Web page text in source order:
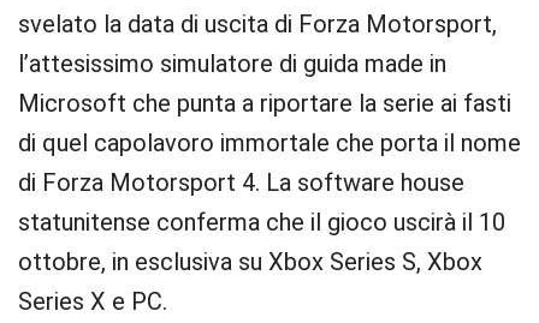
svelato la data di uscita di Forza Motorsport,
l’attesissimo simulatore di guida made in
Microsoft che punta a riportare la serie ai fasti
di quel capolavoro immortale che porta il nome
di Forza Motorsport 4. La software house
statunitense conferma che il gioco uscirà il 10
ottobre, in esclusiva su Xbox Series S, Xbox
Series X e PC.